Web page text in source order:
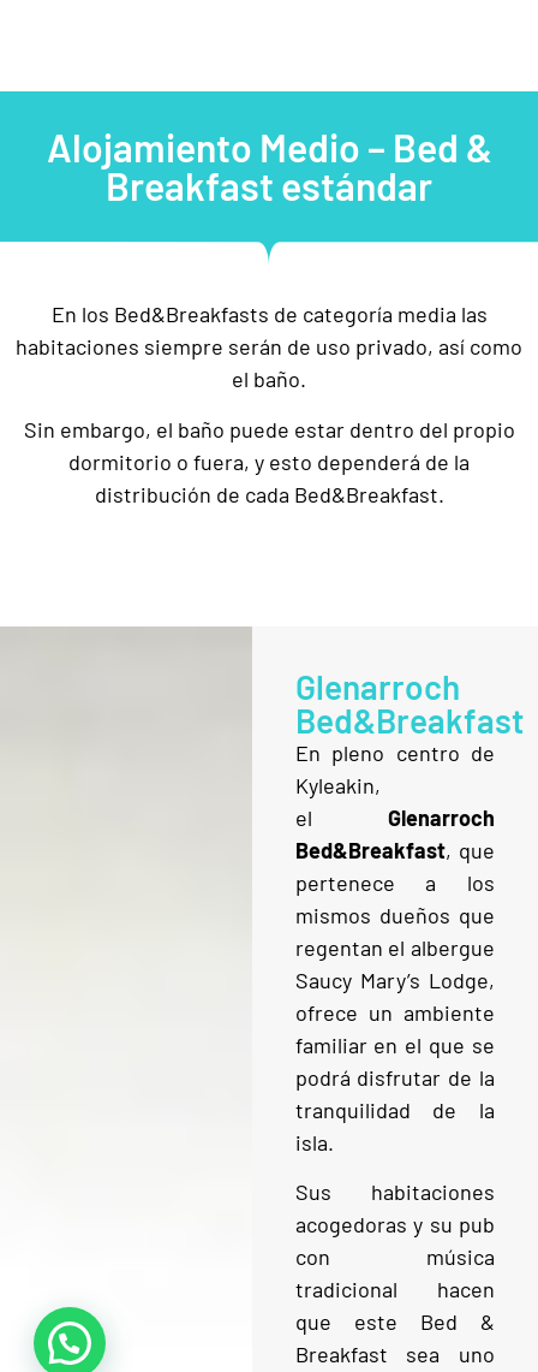
Alojamiento Medio – Bed &
Breakfast estándar
En los Bed&Breakfasts de categoría media las
habitaciones siempre serán de uso privado, así como
el baño.
Sin embargo, el baño puede estar dentro del propio
dormitorio o fuera, y esto dependerá de la
distribución de cada Bed&Breakfast.
Glenarroch
Bed&Breakfast
En pleno centro de
Kyleakin,
el Glenarroch
Bed&Breakfast, que
pertenece a los
mismos dueños que
regentan el albergue
Saucy Mary’s Lodge,
ofrece un ambiente
familiar en el que se
podrá disfrutar de la
tranquilidad de la
isla.
Sus habitaciones
acogedoras y su pub
con música
tradicional hacen
que este Bed &
Breakfast sea uno